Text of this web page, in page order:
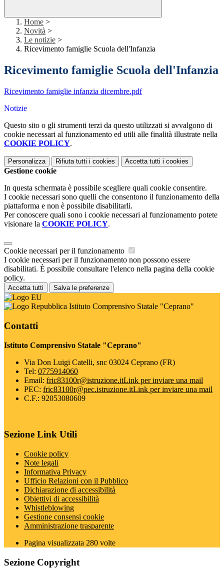
Home >
Novità >
Le notizie >
Ricevimento famiglie Scuola dell'Infanzia
Ricevimento famiglie Scuola dell'Infanzia
Ricevimento famiglie infanzia dicembre.pdf
Notizie
Questo sito o gli strumenti terzi da questo utilizzati si avvalgono di
cookie necessari al funzionamento ed utili alle finalità illustrate nella
COOKIE POLICY.
Personalizza Rifiuta tutti i cookies Accetta tutti i cookies
Gestione cookie
In questa schermata è possibile scegliere quali cookie consentire.
I cookie necessari sono quelli che consentono il funzionamento della
piattaforma e non è possibile disabilitarli.
Per conoscere quali sono i cookie necessari al funzionamento potete
visionare la COOKIE POLICY.
Cookie necessari per il funzionamento
I cookie necessari per il funzionamento non possono essere
disabilitati. È possibile consultare l'elenco nella pagina della cookie
policy.
Accetta tutti Salva le preferenze
Istituto Comprensivo Statale "Ceprano"
Contatti
Istituto Comprensivo Statale "Ceprano"
Via Don Luigi Catelli, snc 03024 Ceprano (FR)
Tel: 0775914060
Email: fric83100r@istruzione.itLink per inviare una mail
PEC: fric83100r@pec.istruzione.itLink per inviare una mail
C.F.: 92053080609
Sezione Link Utili
Cookie policy
Note legali
Informativa Privacy
Ufficio Relazioni con il Pubblico
Dichiarazione di accessibilità
Obiettivi di accessibilità
Whistleblowing
Gestione consensi cookie
Amministrazione trasparente
Pagina visualizzata 280 volte
Sezione Copyright